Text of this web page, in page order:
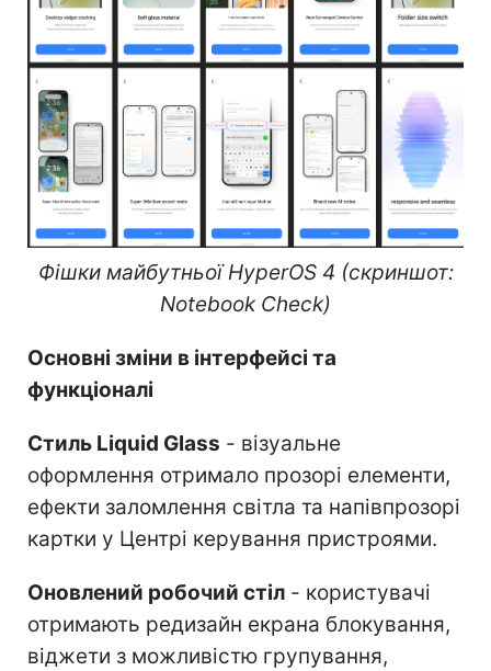
Фішки майбутньої HyperOS 4 (скриншот:
Notebook Check)
Основні зміни в інтерфейсі та
функціоналі
Стиль Liquid Glass - візуальне
оформлення отримало прозорі елементи,
ефекти заломлення світла та напівпрозорі
картки у Центрі керування пристроями.
Оновлений робочий стіл - користувачі
отримають редизайн екрана блокування,
віджети з можливістю групування,